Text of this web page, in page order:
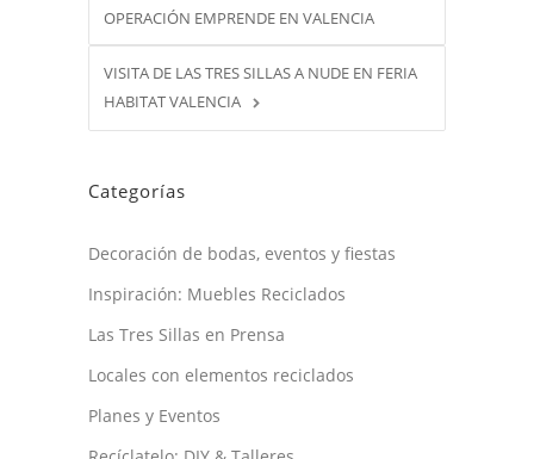
OPERACIÓN EMPRENDE EN VALENCIA
VISITA DE LAS TRES SILLAS A NUDE EN FERIA
HABITAT VALENCIA
Categorías
Decoración de bodas, eventos y fiestas
Inspiración: Muebles Reciclados
Las Tres Sillas en Prensa
Locales con elementos reciclados
Planes y Eventos